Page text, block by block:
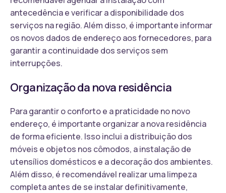
antecedência e verificar a disponibilidade dos
serviços na região. Além disso, é importante informar
os novos dados de endereço aos fornecedores, para
garantir a continuidade dos serviços sem
interrupções.
Organização da nova residência
Para garantir o conforto e a praticidade no novo
endereço, é importante organizar a nova residência
de forma eficiente. Isso inclui a distribuição dos
móveis e objetos nos cômodos, a instalação de
utensílios domésticos e a decoração dos ambientes.
Além disso, é recomendável realizar uma limpeza
completa antes de se instalar definitivamente,